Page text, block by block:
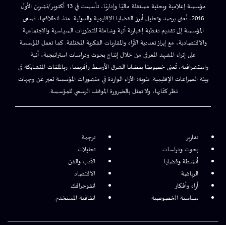
مؤسسة إعلامية وبحثية مستقلة ماليًا وإداريًا، تأسست في 13 أكتوبر/تشرين الأول
2016، تُعنى برصد وتحليل أبرز القضايا الإقليمية والدولية. منذ انطلاقتها، تسعى
المؤسسة إلى تقديم تغطية إخبارية آنية وشاملة للتطورات السياسية والاجتماعية
والاقتصادية، مع إبراز تعددية الآراء والمقاربات الفكرية المختلفة. كما تعمل المؤسسة
على إثراء المشهد المعرفي من خلال إنتاج بحوث ودراسات استراتيجية، آنية
واستشرافية، تُعنى خصوصًا بقضايا الشرق الأوسط وأفريقيا، وبالملفات المتشابكة في
بيئة الصراعات الإقليمية. تنويه: الآراء الواردة في منشورات المؤسسة تعبر عن وجهات
نظر كتّابها، ولا تمثل بالضرورة الموقف الرسمي للمؤسسة.
تقارير
ترجمة
بحوث ودراسات
تحليلات
أنشطة وقضايا
الأدب والفن
الرياضة
الاقتصاد
آراء وأفكار
انفوجرافك
سياسية الخصوصية
اتفاقية المستخدم